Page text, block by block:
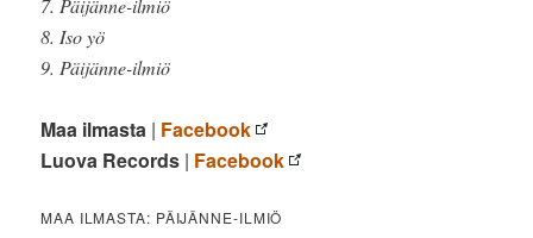
7. Päijänne-ilmiö
8. Iso yö
9. Päijänne-ilmiö
Maa ilmasta | Facebook
Luova Records | Facebook
MAA ILMASTA: PÄIJÄNNE-ILMIÖ